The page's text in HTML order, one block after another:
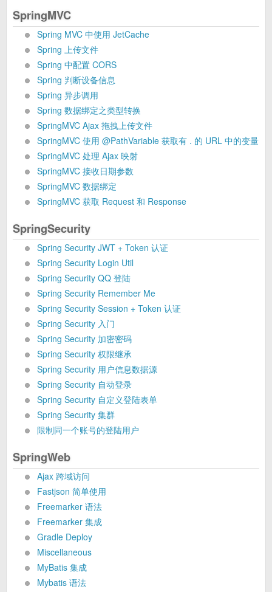
SpringMVC
Spring MVC 中使用 JetCache
Spring 上传文件
Spring 中配置 CORS
Spring 判断设备信息
Spring 异步调用
Spring 数据绑定之类型转换
SpringMVC Ajax 拖拽上传文件
SpringMVC 使用 @PathVariable 获取有 . 的 URL 中的变量
SpringMVC 处理 Ajax 映射
SpringMVC 接收日期参数
SpringMVC 数据绑定
SpringMVC 获取 Request 和 Response
SpringSecurity
Spring Security JWT + Token 认证
Spring Security Login Util
Spring Security QQ 登陆
Spring Security Remember Me
Spring Security Session + Token 认证
Spring Security 入门
Spring Security 加密密码
Spring Security 权限继承
Spring Security 用户信息数据源
Spring Security 自动登录
Spring Security 自定义登陆表单
Spring Security 集群
限制同一个账号的登陆用户
SpringWeb
Ajax 跨域访问
Fastjson 简单使用
Freemarker 语法
Freemarker 集成
Gradle Deploy
Miscellaneous
MyBatis 集成
Mybatis 语法